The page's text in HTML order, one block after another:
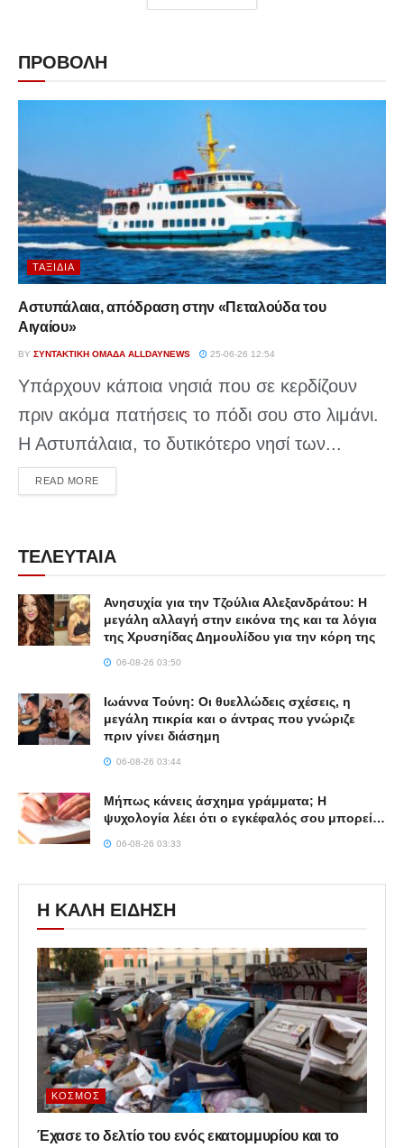
ΠΡΟΒΟΛΗ
ΤΑΞΊΔΙΑ
Αστυπάλαια, απόδραση στην «Πεταλούδα του
Αιγαίου»
BY ΣΥΝΤΑΚΤΙΚΉ ΟΜΆΔΑ ALLDAYNEWS 25-06-26 12:54
Υπάρχουν κάποια νησιά που σε κερδίζουν
πριν ακόμα πατήσεις το πόδι σου στο λιμάνι.
Η Αστυπάλαια, το δυτικότερο νησί των...
READ MOREDETAILS
ΤΕΛΕΥΤΑΙΑ
Ανησυχία για την Τζούλια Αλεξανδράτου: Η
μεγάλη αλλαγή στην εικόνα της και τα λόγια
της Χρυσηίδας Δημουλίδου για την κόρη της
06-08-26 03:50
Ιωάννα Τούνη: Οι θυελλώδεις σχέσεις, η
μεγάλη πικρία και ο άντρας που γνώριζε
πριν γίνει διάσημη
06-08-26 03:44
Μήπως κάνεις άσχημα γράμματα; Η
ψυχολογία λέει ότι ο εγκέφαλός σου μπορεί…
06-08-26 03:33
Η ΚΑΛΗ ΕΙΔΗΣΗ
ΚΌΣΜΟΣ
Έχασε το δελτίο του ενός εκατομμυρίου και το